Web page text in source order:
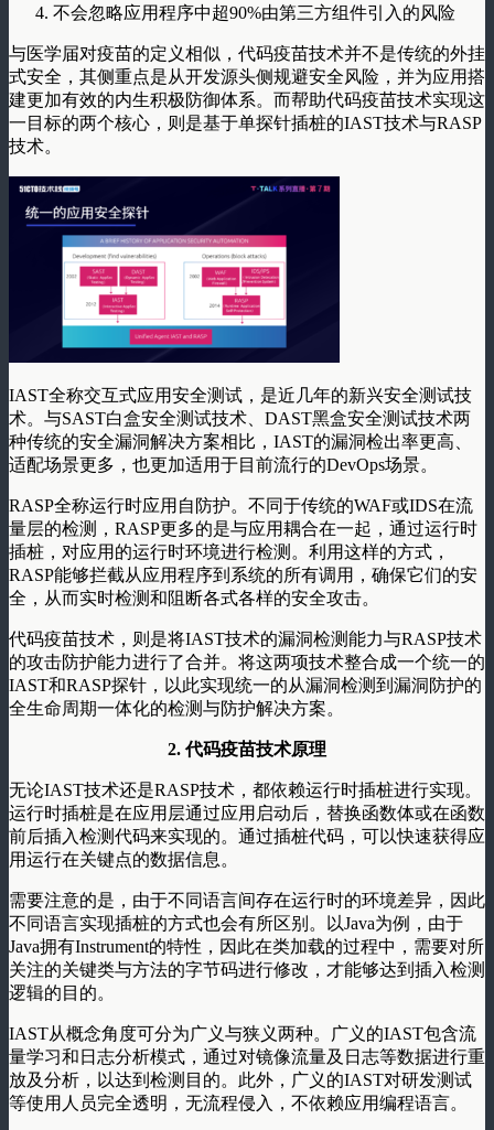
不会忽略应用程序中超90%由第三方组件引入的风险
与医学届对疫苗的定义相似，代码疫苗技术并不是传统的外挂
式安全，其侧重点是从开发源头侧规避安全风险，并为应用搭
建更加有效的内生积极防御体系。而帮助代码疫苗技术实现这
一目标的两个核心，则是基于单探针插桩的IAST技术与RASP
技术。
IAST全称交互式应用安全测试，是近几年的新兴安全测试技
术。与SAST白盒安全测试技术、DAST黑盒安全测试技术两
种传统的安全漏洞解决方案相比，IAST的漏洞检出率更高、
适配场景更多，也更加适用于目前流行的DevOps场景。
RASP全称运行时应用自防护。不同于传统的WAF或IDS在流
量层的检测，RASP更多的是与应用耦合在一起，通过运行时
插桩，对应用的运行时环境进行检测。利用这样的方式，
RASP能够拦截从应用程序到系统的所有调用，确保它们的安
全，从而实时检测和阻断各式各样的安全攻击。
代码疫苗技术，则是将IAST技术的漏洞检测能力与RASP技术
的攻击防护能力进行了合并。将这两项技术整合成一个统一的
IAST和RASP探针，以此实现统一的从漏洞检测到漏洞防护的
全生命周期一体化的检测与防护解决方案。
2. 代码疫苗技术原理
无论IAST技术还是RASP技术，都依赖运行时插桩进行实现。
运行时插桩是在应用层通过应用启动后，替换函数体或在函数
前后插入检测代码来实现的。通过插桩代码，可以快速获得应
用运行在关键点的数据信息。
需要注意的是，由于不同语言间存在运行时的环境差异，因此
不同语言实现插桩的方式也会有所区别。以Java为例，由于
Java拥有Instrument的特性，因此在类加载的过程中，需要对所
关注的关键类与方法的字节码进行修改，才能够达到插入检测
逻辑的目的。
IAST从概念角度可分为广义与狭义两种。广义的IAST包含流
量学习和日志分析模式，通过对镜像流量及日志等数据进行重
放及分析，以达到检测目的。此外，广义的IAST对研发测试
等使用人员完全透明，无流程侵入，不依赖应用编程语言。